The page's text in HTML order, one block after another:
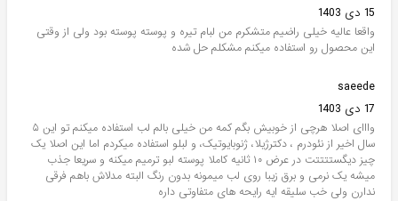
15 دی 1403
واقعا عالیه خیلی راضیم متشکرم من لبام تیره و پوسته پوسته بود ولی از وقتی
این محصول رو استفاده میکنم مشکلم حل شده
saeede ‌‌‌
17 دی 1403
وااای اصلا هرچی از خوبیش بگم کمه من خیلی بالم لب استفاده میکنم تو این ۵
سال اخیر از نئودرم ، دکترژیلا، ژنوبایوتیک، و لبلو استفاده میکردم اما این اصلا یک
چیز دیگستتتتت در عرض ۱۰ ثانیه کاملا پوسته لبو ترمیم میکنه و سریعا جذب
میشه یک نرمی و برق زیبا روی لب میمونه بدون رنگ البته مدلاش باهم فرقی
ندارن ولی خب سلیقه ایه رایحه های متفاوتی داره